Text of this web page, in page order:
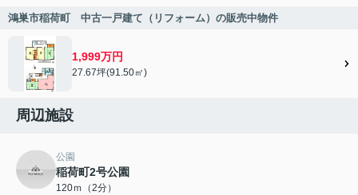
鴻巣市稲荷町 中古一戸建て（リフォーム）の販売中物件
1,999万円
27.67坪(91.50㎡)
周辺施設
公園
稲荷町2号公園
120ｍ（2分）